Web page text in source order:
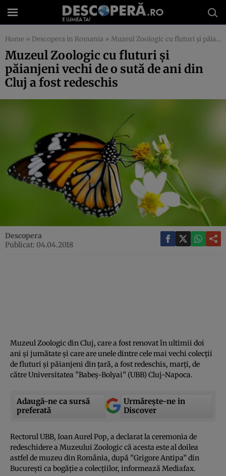
Home » Descopera in Romania » Muzeul Zoologic cu fluturi şi păianjeni vechi de o sută de ani din Cluj a fost redeschis
Muzeul Zoologic cu fluturi şi
păianjeni vechi de o sută de ani din
Cluj a fost redeschis
Descopera
Publicat: 04.04.2018
Muzeul Zoologic din Cluj, care a fost renovat în ultimii doi
ani şi jumătate şi care are unele dintre cele mai vechi colecţii
de fluturi şi păianjeni din ţară, a fost redeschis, marţi, de
către Universitatea ”Babeş-Bolyai” (UBB) Cluj-Napoca.
Adaugă-ne ca sursă
preferată
Urmărește-ne in
Discover
Rectorul UBB, Ioan Aurel Pop, a declarat la ceremonia de
redeschidere a Muzeului Zoologic că acesta este al doilea
astfel de muzeu din România, după ”Grigore Antipa” din
Bucureşti ca bogăţie a colecţiilor, informează Mediafax.